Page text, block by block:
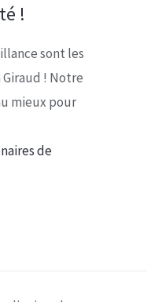
!
sont les
! Notre
mieux pour
de